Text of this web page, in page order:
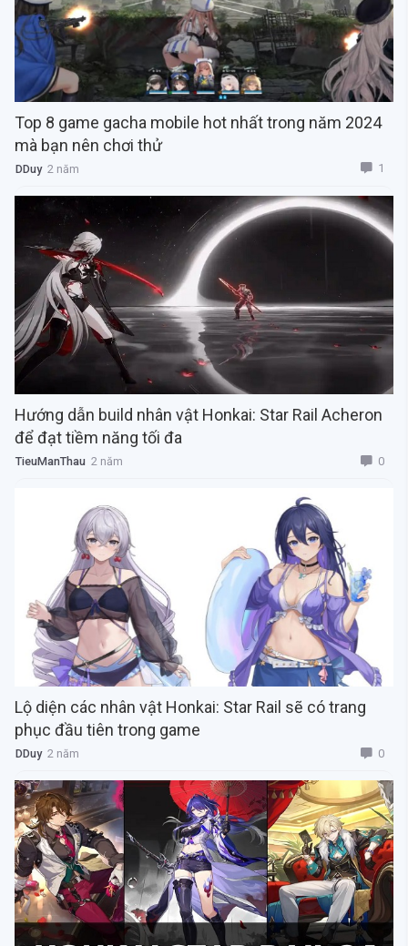
Top 8 game gacha mobile hot nhất trong năm 2024
mà bạn nên chơi thử
DDuy2 năm 1
Hướng dẫn build nhân vật Honkai: Star Rail Acheron
để đạt tiềm năng tối đa
TieuManThau 2 năm 0
Lộ diện các nhân vật Honkai: Star Rail sẽ có trang
phục đầu tiên trong game
DDuy2 năm 0